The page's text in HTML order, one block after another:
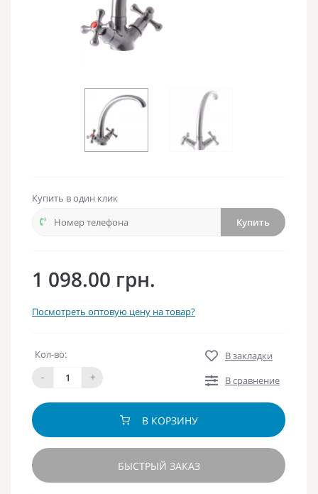
Купить в один клик
Купить
1 098.00 грн.
Посмотреть оптовую цену на товар?
Кол-во:
-
+
В закладки
В сравнение
В КОРЗИНУ
БЫСТРЫЙ ЗАКАЗ